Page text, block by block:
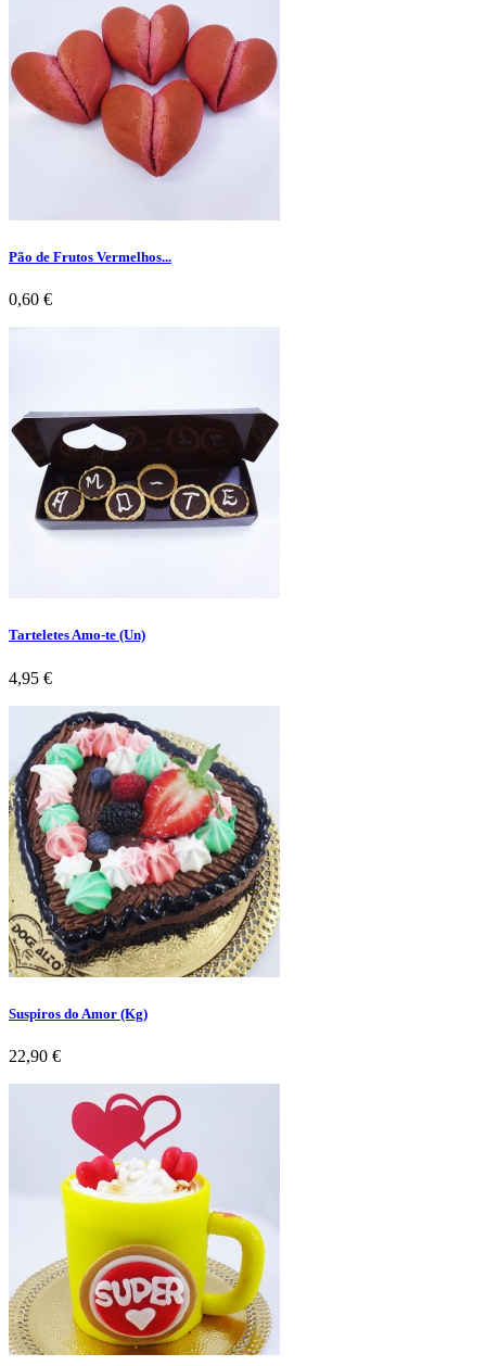
Pão de Frutos Vermelhos...
Preço
0,60 €
Tarteletes Amo-te (Un)
Preço
4,95 €
Suspiros do Amor (Kg)
Preço
22,90 €